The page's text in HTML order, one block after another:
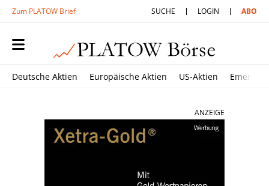
Zum PLATOW Brief SUCHE LOGIN ABO
Deutsche Aktien Europäische Aktien US-Aktien
ANZEIGE